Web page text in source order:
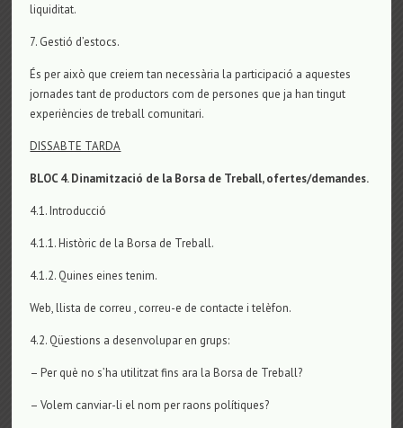
liquiditat.
7. Gestió d’estocs.
És per això que creiem tan necessària la participació a aquestes
jornades tant de productors com de persones que ja han tingut
experiències de treball comunitari.
DISSABTE TARDA
BLOC 4. Dinamització de la Borsa de Treball, ofertes/demandes.
4.1. Introducció
4.1.1. Històric de la Borsa de Treball.
4.1.2. Quines eines tenim.
Web, llista de correu , correu-e de contacte i telèfon.
4.2. Qüestions a desenvolupar en grups:
– Per què no s’ha utilitzat fins ara la Borsa de Treball?
– Volem canviar-li el nom per raons polítiques?